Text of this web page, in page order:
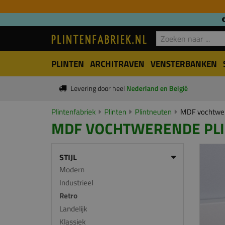
PLINTEN ARCHITRAVEN VENSTERBANKEN
Levering door heel Nederland en België
Plintenfabriek Plinten Plintneuten MDF
MDF VOCHTWERENDE
STIJL
Modern
Industrieel
Retro
Landelijk
Klassiek